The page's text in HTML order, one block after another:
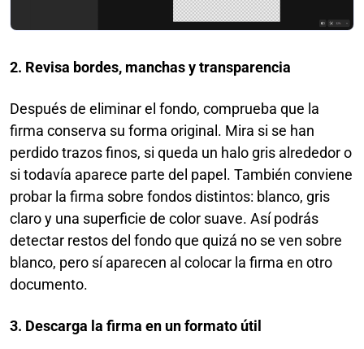
2. Revisa bordes, manchas y transparencia
Después de eliminar el fondo, comprueba que la
firma conserva su forma original. Mira si se han
perdido trazos finos, si queda un halo gris alrededor o
si todavía aparece parte del papel. También conviene
probar la firma sobre fondos distintos: blanco, gris
claro y una superficie de color suave. Así podrás
detectar restos del fondo que quizá no se ven sobre
blanco, pero sí aparecen al colocar la firma en otro
documento.
3. Descarga la firma en un formato útil